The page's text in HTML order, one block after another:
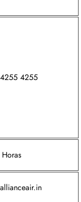
4255